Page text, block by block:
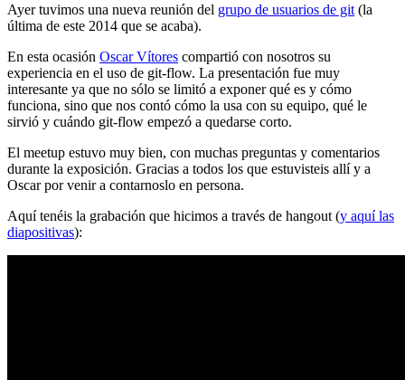
Ayer tuvimos una nueva reunión del grupo de usuarios de git (la
última de este 2014 que se acaba).
En esta ocasión Oscar Vítores compartió con nosotros su
experiencia en el uso de git-flow. La presentación fue muy
interesante ya que no sólo se limitó a exponer qué es y cómo
funciona, sino que nos contó cómo la usa con su equipo, qué le
sirvió y cuándo git-flow empezó a quedarse corto.
El meetup estuvo muy bien, con muchas preguntas y comentarios
durante la exposición. Gracias a todos los que estuvisteis allí y a
Oscar por venir a contarnoslo en persona.
Aquí tenéis la grabación que hicimos a través de hangout (y aquí las
diapositivas):